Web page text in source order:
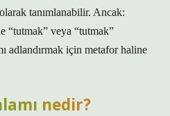
tanımlanabilir. Ancak:
“tutmak” veya “tutmak”
adlandırmak için metafor haline
nedir?